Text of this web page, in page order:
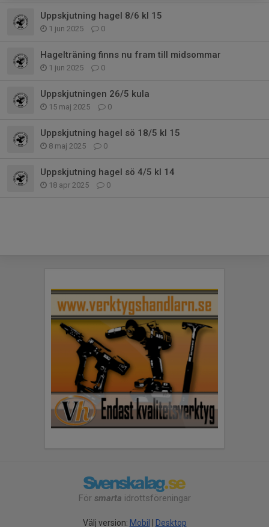
Uppskjutning hagel 8/6 kl 15
1 jun 2025 0
Hagelträning finns nu fram till midsommar
1 jun 2025 0
Uppskjutningen 26/5 kula
15 maj 2025 0
Uppskjutning hagel sö 18/5 kl 15
8 maj 2025 0
Uppskjutning hagel sö 4/5 kl 14
18 apr 2025 0
För smarta idrottsföreningar
Välj version: Mobil Desktop